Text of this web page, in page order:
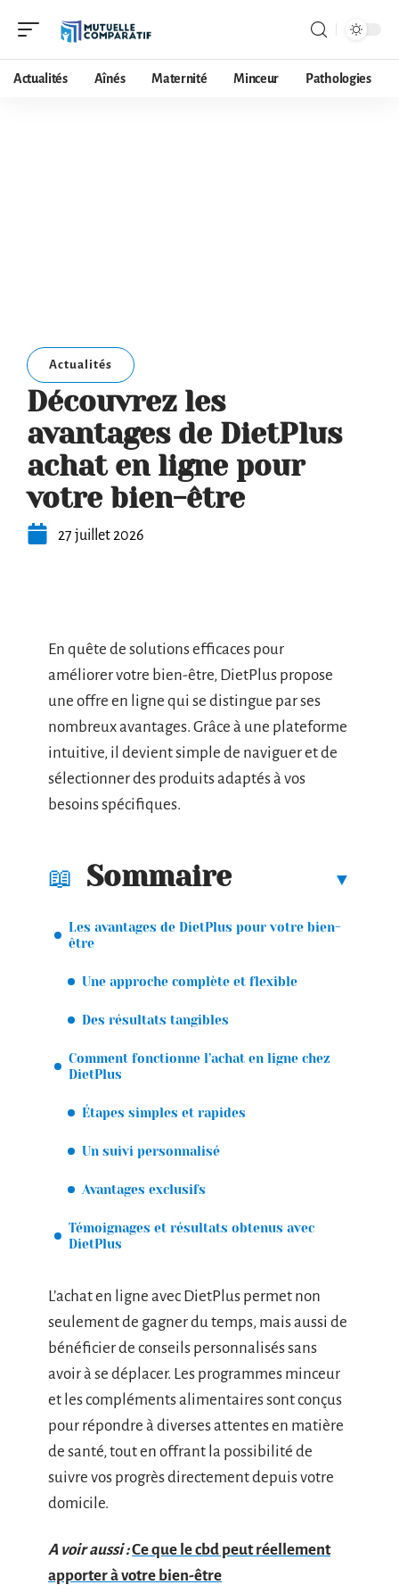
Actualités Aînés Maternité Minceur Pathologies
Actualités
Découvrez les
avantages de DietPlus
achat en ligne pour
votre bien-être
27 juillet 2026
En quête de solutions efficaces pour
améliorer votre bien-être, DietPlus propose
une offre en ligne qui se distingue par ses
nombreux avantages. Grâce à une plateforme
intuitive, il devient simple de naviguer et de
sélectionner des produits adaptés à vos
besoins spécifiques.
Sommaire
Les avantages de DietPlus pour votre bien-
être
Une approche complète et flexible
Des résultats tangibles
Comment fonctionne l’achat en ligne chez
DietPlus
Étapes simples et rapides
Un suivi personnalisé
Avantages exclusifs
Témoignages et résultats obtenus avec
DietPlus
L’achat en ligne avec DietPlus permet non
seulement de gagner du temps, mais aussi de
bénéficier de conseils personnalisés sans
avoir à se déplacer. Les programmes minceur
et les compléments alimentaires sont conçus
pour répondre à diverses attentes en matière
de santé, tout en offrant la possibilité de
suivre vos progrès directement depuis votre
domicile.
A voir aussi :Ce que le cbd peut réellement
apporter à votre bien-être